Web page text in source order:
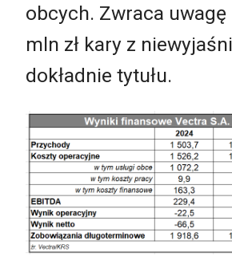
obcych. Zwraca
mln zł kary z
dokładnie tytułu.